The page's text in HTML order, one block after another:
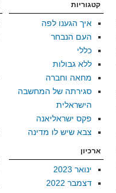
קטגוריות
איך הגענו לפה
העם הנבחר
כללי
ללא גבולות
מחאה וחברה
סגירתה של המחשבה
הישראלית
פקס ישראליאנה
צבא שיש לו מדינה
ארכיון
ינואר 2023
דצמבר 2022